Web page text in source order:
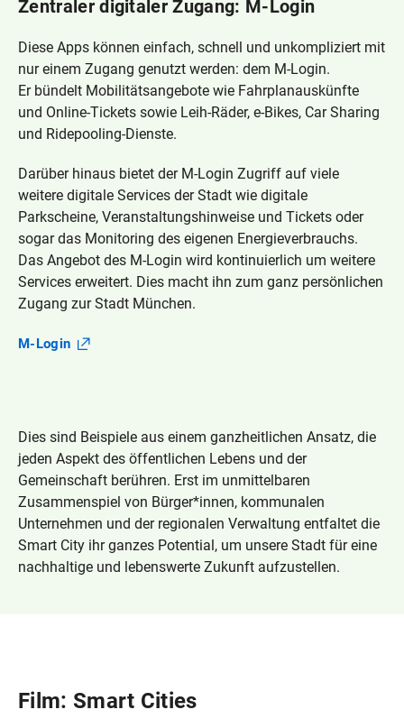
Zentraler digitaler Zugang: M‑Login
Diese Apps können einfach, schnell und unkompliziert mit
nur einem Zugang genutzt werden: dem M‑Login.
Er bündelt Mobilitätsangebote wie Fahrplanauskünfte
und Online-Tickets sowie Leih-Räder, e-Bikes, Car Sharing
und Ridepooling-Dienste.
Darüber hinaus bietet der M‑Login Zugriff auf viele
weitere digitale Services der Stadt wie digitale
Parkscheine, Veranstaltungshinweise und Tickets oder
sogar das Monitoring des eigenen Energieverbrauchs.
Das Angebot des M‑Login wird kontinuierlich um weitere
Services erweitert. Dies macht ihn zum ganz persönlichen
Zugang zur Stadt München.
M‑Login
Dies sind Beispiele aus einem ganzheitlichen Ansatz, die
jeden Aspekt des öffentlichen Lebens und der
Gemeinschaft berühren. Erst im unmittelbaren
Zusammenspiel von Bürger*innen, kommunalen
Unternehmen und der regionalen Verwaltung entfaltet die
Smart City ihr ganzes Potential, um unsere Stadt für eine
nachhaltige und lebenswerte Zukunft aufzustellen.
Film: Smart Cities